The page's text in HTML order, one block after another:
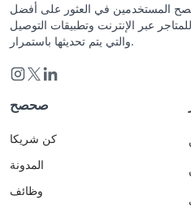
المستخدمين في العثور على أفضل
عبر الإنترنت وتطبيقات التوصيل
والتي يتم تحديثها باستمرار.
صحصح
كن شريكا
المدونة
وظائف